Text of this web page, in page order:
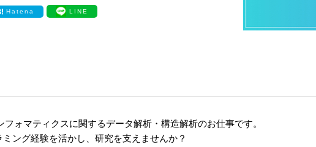
Hatena LINE
ォマティクスに関するデータ解析・構造解析のお仕事です。
ング経験を活かし、研究を支えませんか？